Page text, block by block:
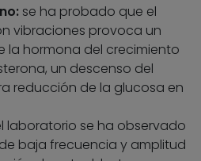
se ha probado que el
vibraciones provoca un
la hormona del crecimiento
un descenso del
reducción de la glucosa en
laboratorio se ha observado
baja frecuencia y amplitud